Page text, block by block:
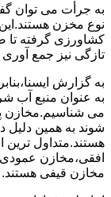
به جرأت می توان
نوع مخزن
کشاورزی گرفته تا
تازگی نیز جمع
به گزارش
به عنوان منبع آب
می شناسیم.مخازن
شوند به همین دلیل
هستند.متداول ترین
افقی،مخازن
مخازن قیفی هستند.